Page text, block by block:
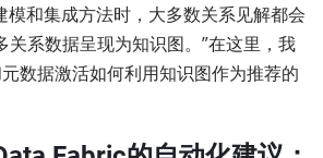
模和集成方法时，大多数关系见解都会
系数据呈现为知识图。”在这里，我
数据激活如何利用知识图作为推荐的